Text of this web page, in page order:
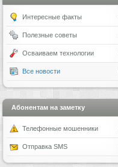
Интересные факты
Полезные советы
Осваиваем технологии
Все новости
Абонентам на заметку
Телефонные мошенники
Отправка SMS